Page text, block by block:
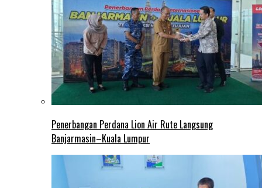
Penerbangan Perdana Lion Air Rute Langsung
Banjarmasin–Kuala Lumpur